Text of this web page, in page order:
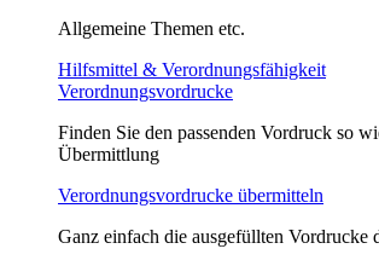
Allgemeine Themen etc.
Hilfsmittel & Verordnungsfähigkeit
Verordnungsvordrucke
Finden Sie den passenden Vordruck so
Übermittlung
Verordnungsvordrucke übermitteln
Ganz einfach die ausgefüllten Vordrucke